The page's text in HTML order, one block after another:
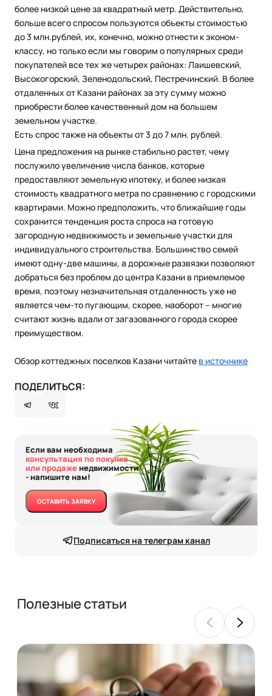
Если вам необходима
консультация по покупке
или продаженедвижимости
- напишите нам!
ОСТАВИТЬ ЗАЯВКУ
Подписаться на телеграм канал
более низкой цене за квадратный метр. Действительно,
больше всего спросом пользуются объекты стоимостью
до 3 млн.рублей, их, конечно, можно отнести к эконом-
классу, но только если мы говорим о популярных среди
покупателей все тех же четырех районах: Лаишевский,
Высокогорский, Зеленодольский, Пестречинский. В более
отдаленных от Казани районах за эту сумму можно
приобрести более качественный дом на большем
земельном участке.
Есть спрос также на объекты от 3 до 7 млн. рублей.
Цена предложения на рынке стабильно растет, чему
послужило увеличение числа банков, которые
предоставляют земельную ипотеку, и более низкая
стоимость квадратного метра по сравнению с городскими
квартирами. Можно предположить, что ближайшие годы
сохранится тенденция роста спроса на готовую
загородную недвижимость и земельные участки для
индивидуального строительства. Большинство семей
имеют одну-две машины, а дорожные развязки позволяют
добраться без проблем до центра Казани в приемлемое
время, поэтому незначительная отдаленность уже не
является чем-то пугающим, скорее, наоборот – многие
считают жизнь вдали от загазованного города скорее
преимуществом.
Обзор коттеджных поселков Казани читайте в источнике
ПОДЕЛИТЬСЯ:
Полезные статьи